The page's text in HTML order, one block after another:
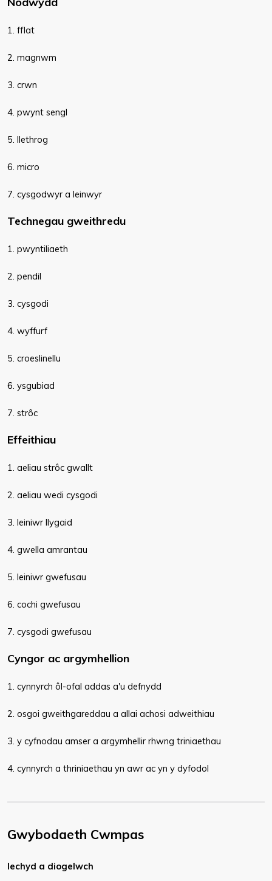
1. fflat
2. magnwm
3. crwn
4. pwynt sengl
5. llethrog
6. micro
7. cysgodwyr a leinwyr
Technegau gweithredu
1. pwyntiliaeth
2. pendil
3. cysgodi
4. wyffurf
5. croeslinellu
6. ysgubiad
7. strôc
Effeithiau
1. aeliau strôc gwallt
2. aeliau wedi cysgodi
3. leiniwr llygaid
4. gwella amrantau
5. leiniwr gwefusau
6. cochi gwefusau
7. cysgodi gwefusau
Cyngor ac argymhellion
1. cynnyrch ôl-ofal addas a'u defnydd
2. osgoi gweithgareddau a allai achosi adweithiau
3. y cyfnodau amser a argymhellir rhwng triniaethau
4. cynnyrch a thriniaethau yn awr ac yn y dyfodol​
Gwybodaeth Cwmpas
Iechyd a diogelwch